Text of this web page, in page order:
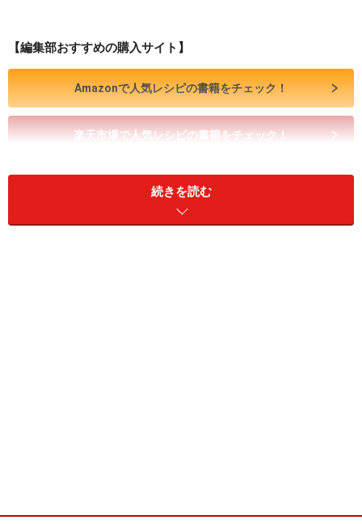
【編集部おすすめの購入サイト】
Amazonで人気レシピの書籍をチェック！
楽天市場で人気レシピの書籍をチェック！
続きを読む